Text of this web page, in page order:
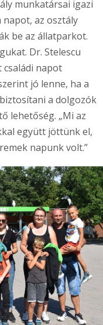
munkatársai igazi
az osztály
be az állatparkot.
Dr. Stelescu
napot
jó lenne, ha a
a dolgozók
lehetőség. „Mi az
együtt jöttünk el,
napunk volt.”